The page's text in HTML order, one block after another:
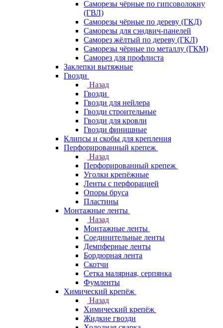
Саморезы чёрные по гипсоволокну
(ГВЛ)
Саморезы чёрные по дереву (ГКД)
Саморезы для сэндвич-панелей
Саморез жёлтый по дереву (ГКЛ)
Саморезы чёрные по металлу (ГКМ)
Саморез для профлиста
Заклепки вытяжные
Гвозди
Назад
Гвозди
Гвозди для нейлера
Гвозди строительные
Гвозди для кровли
Гвозди финишные
Клипсы и скобы для крепления
Перфорированный крепеж
Назад
Перфорированный крепеж
Уголки крепёжные
Ленты с перфорацией
Опоры бруса
Пластины
Монтажные ленты
Назад
Монтажные ленты
Соединительные ленты
Демпферные ленты
Бордюрная лента
Скотчи
Сетка малярная, серпянка
Фумленты
Химический крепёж
Назад
Химический крепёж
Жидкие гвозди